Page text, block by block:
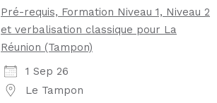
Pré-requis, Formation Niveau 1, Niveau 2
et verbalisation classique pour La
Réunion (Tampon)
1 Sep 26
Le Tampon